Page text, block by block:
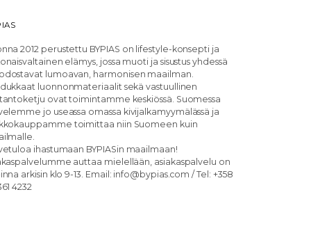
2012 perustettu BYPIAS on lifestyle-konsepti ja
elämys, jossa muoti ja sisustus yhdessä
lumoavan, harmonisen maailman.
luonnonmateriaalit sekä vastuullinen
ovat toimintamme keskiössä. Suomessa
jo useassa omassa kivijalkamyymälässä ja
toimittaa niin Suomeen kuin
ihastumaan BYPIASin maailmaan!
auttaa mielellään, asiakaspalvelu on
arkisin klo 9-13. Email: info@bypias.com / Tel: +358
4232